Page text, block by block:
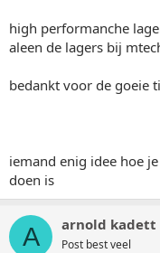
high performanche
aleen de lagers bij
bedankt voor de goeie
iemand enig idee hoe
doen is
A arnold kadett
Post best veel